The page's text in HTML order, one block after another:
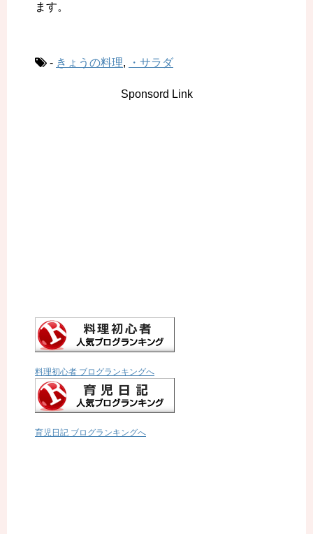
ます。
- きょうの料理, ・サラダ
Sponsord Link
料理初心者 ブログランキングへ
育児日記 ブログランキングへ